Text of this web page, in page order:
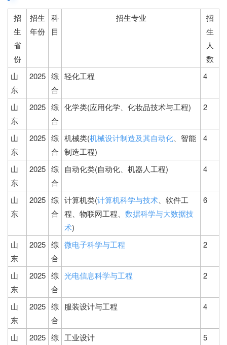
招
生
省
份
招生
年份
科
目
招生专业
招
生
人
数
山
东
2025 综
合
轻化工程 4
山
东
2025 综
合
化学类(应用化学、化妆品技术与工程) 2
山
东
2025 综
合
机械类(机械设计制造及其自动化、智能
制造工程)
4
山
东
2025 综
合
自动化类(自动化、机器人工程) 4
山
东
2025 综
合
计算机类(计算机科学与技术、软件工
程、物联网工程、 数据科学与大数据技
术)
6
山
东
2025 综
合
微电子科学与工程 2
山
东
2025 综
合
光电信息科学与工程 2
山
东
2025 综
合
服装设计与工程 4
山
2025 综 工业设计 5